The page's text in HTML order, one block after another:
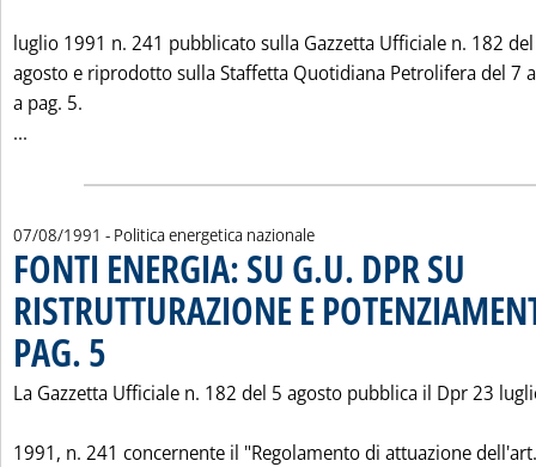
luglio 1991 n. 241 pubblicato sulla Gazzetta Ufficiale n. 182
agosto e riprodotto sulla Staffetta Quotidiana Petrolifera del 7
a pag. 5.
...
07/08/1991 - Politica energetica nazionale
FONTI ENERGIA: SU G.U. DPR SU
RISTRUTTURAZIONE E
PAG. 5
La Gazzetta Ufficiale n. 182 del 5 agosto pubblica il Dpr 23
1991, n. 241 concernente il "Regolamento di attuazione